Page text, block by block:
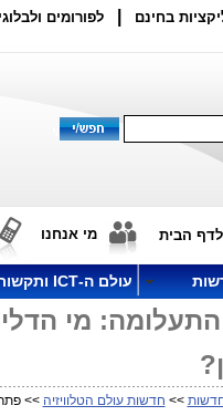
בחינם לפורומים
הבית מי אנחנו
עולם ה-ICT ותקשורת
התעלומה: מי
>> חדשות עולם הטלוויזיה >>